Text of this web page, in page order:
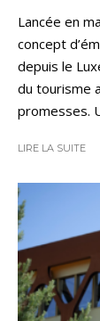
Lancée en
concept
depuis le
du tourisme
promesses.
LIRE LA SUITE